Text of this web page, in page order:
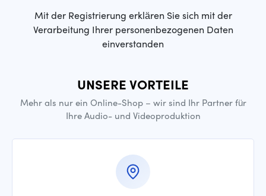
Mit der Registrierung erklären Sie sich mit der
Verarbeitung Ihrer personenbezogenen Daten
einverstanden
UNSERE VORTEILE
Mehr als nur ein Online-Shop – wir sind Ihr Partner für
Ihre Audio- und Videoproduktion